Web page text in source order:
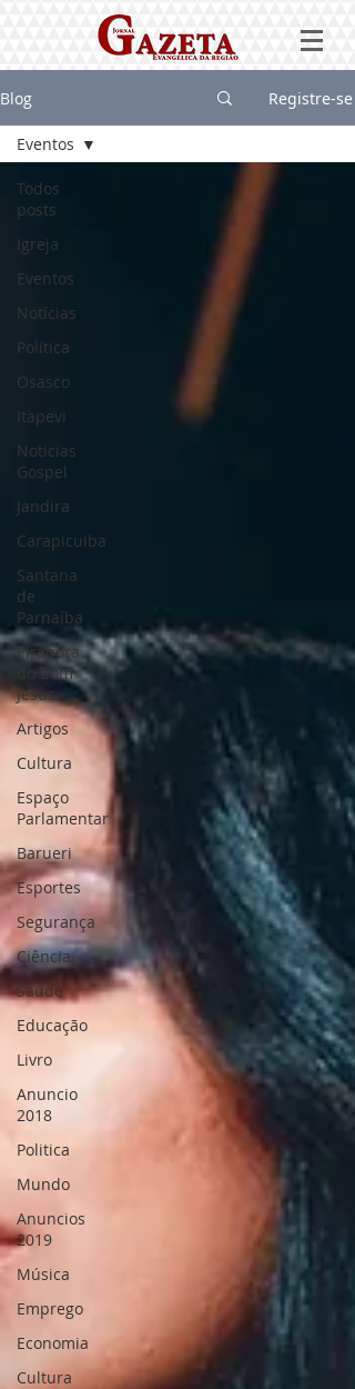
Blog Registre-se
Todos
posts
Igreja
Eventos
Notícias
Política
Osasco
Itapevi
Noticias
Gospel
Jandira
Carapicuiba
Santana
de
Parnaíba
Pirapora
do Bom
Jesus
Artigos
Cultura
Espaço
Parlamentar
Barueri
Esportes
Segurança
Ciência
Saúde
Educação
Livro
Anuncio
2018
Politica
Mundo
Anuncios
2019
Música
Emprego
Economia
Cultura
Eventos